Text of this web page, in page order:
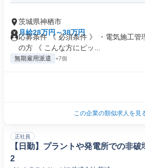
茨城県神栖市
月給28万円～38万円
応募条件 《 必須条件 》 ・電気施工管
の方 《 こんな方にピッ...
無期雇用派遣 +7個
この企業の類似求人を見
正社員
【日勤】プラントや発電所での非
2